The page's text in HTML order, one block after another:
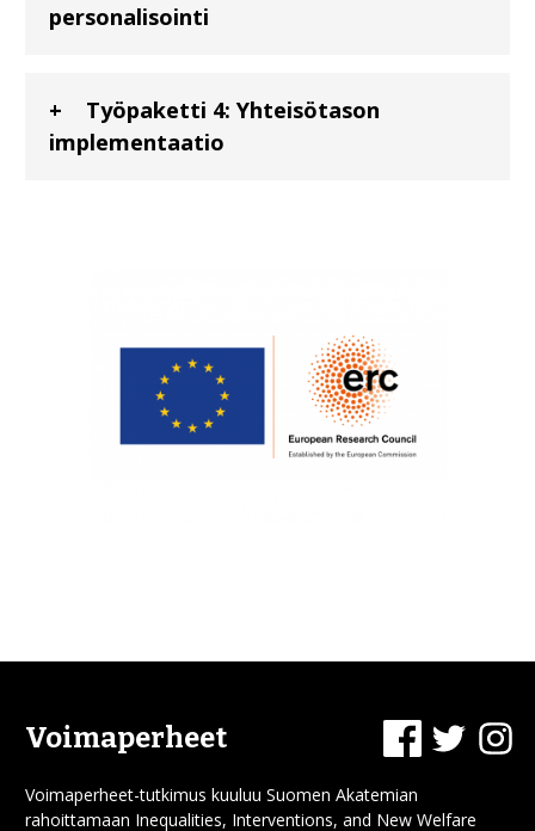
personalisointi
Työpaketti 4: Yhteisötason
implementaatio
Voimaperheet Facebook
Twitter
Voimaperheet-tutkimus kuuluu Suomen Akatemian
rahoittamaan Inequalities, Interventions, and New Welfare